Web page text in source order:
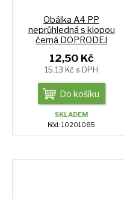
Obálka A4 PP
neprůhledná s klopou
černá DOPRODEJ
12,50 Kč
15,13 Kč s DPH
Do košíku
SKLADEM
Kód: 10201085